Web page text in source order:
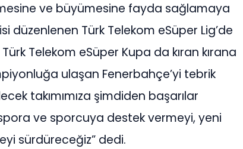
ve büyümesine fayda sağlamaya
düzenlenen Türk Telekom eSüper Lig’de
Telekom eSüper Kupa da kıran kırana
ulaşan Fenerbahçe’yi tebrik
takımımıza şimdiden başarılar
ve sporcuya destek vermeyi, yeni
sürdüreceğiz” dedi.